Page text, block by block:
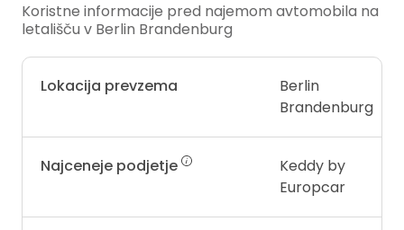
Koristne informacije pred najemom avtomobila na
letališču v Berlin Brandenburg
Lokacija prevzema
Berlin
Brandenburg
Najceneje podjetje
Keddy by
Europcar